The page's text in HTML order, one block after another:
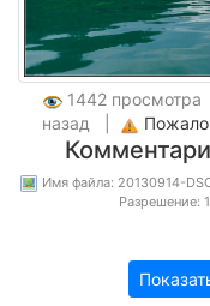
1442 просмотра
назад |
Имя файла: 20130914-
Разрешение: